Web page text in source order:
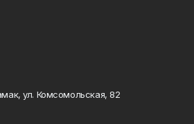
ул. Комсомольская, 82